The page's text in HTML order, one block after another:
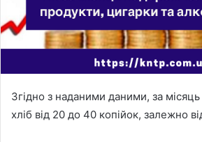
Згідно з наданими даними, за
хліб від 20 до 40 копійок, залежно